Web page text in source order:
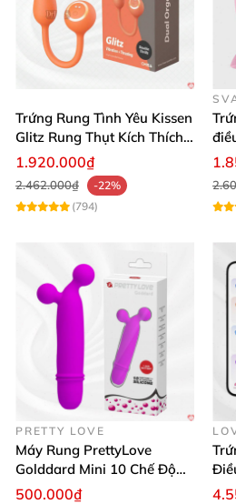
Trứng Rung Tình Yêu Kissen
Glitz Rung Thụt Kích Thích
Mua Ngay
1.920.000₫
2.462.000₫
-22%
(794)
lợi
PRETTY LOVE
Máy Rung PrettyLove
Golddard Mini 10 Chế Độ
Kích Thích Cực Sướng
500.000₫